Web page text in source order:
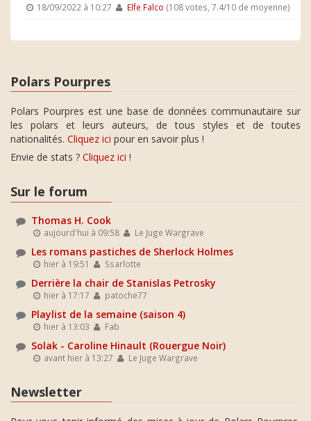
18/09/2022 à 10:27 Elfe Falco (108 votes, 7.4/10 de moyenne)
Polars Pourpres
Polars Pourpres est une base de données communautaire sur
les polars et leurs auteurs, de tous styles et de toutes
nationalités. Cliquez ici pour en savoir plus !
Envie de stats ? Cliquez ici !
Sur le forum
Thomas H. Cook
aujourd'hui à 09:58 Le Juge Wargrave
Les romans pastiches de Sherlock Holmes
hier à 19:51 Ssarlotte
Derrière la chair de Stanislas Petrosky
hier à 17:17 patoche77
Playlist de la semaine (saison 4)
hier à 13:03 Fab
Solak - Caroline Hinault (Rouergue Noir)
avant hier à 13:27 Le Juge Wargrave
Newsletter